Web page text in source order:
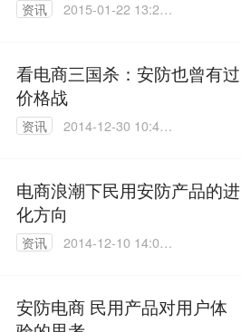
资讯
2015-01-22 13:24:
看电商三国杀：安防也曾有过
价格战
资讯
2014-12-30 10:40:
电商浪潮下民用安防产品的进
化方向
资讯
2014-12-10 14:01:
安防电商 民用产品对用户体